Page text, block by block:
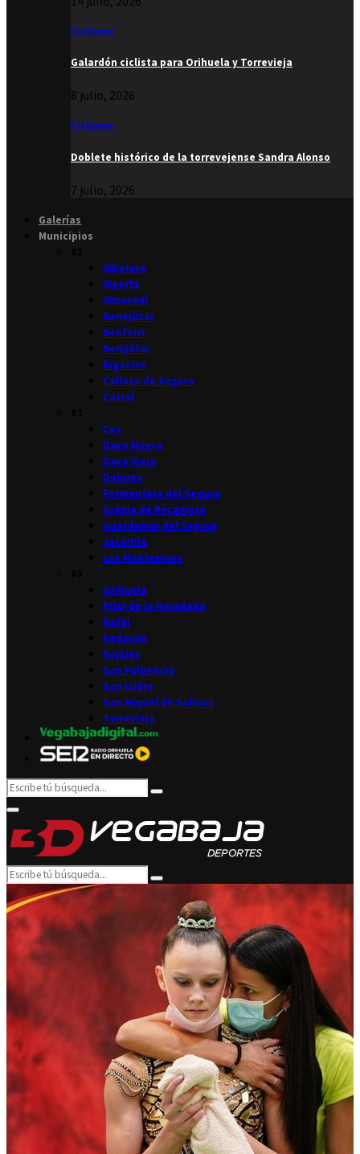
Ciclismo
Galardón ciclista para Orihuela y Torrevieja
8 julio, 2026
Ciclismo
Doblete histórico de la torrevejense Sandra Alonso
7 julio, 2026
Galerías
Municipios
Albatera
Algorfa
Almoradí
Benejúzar
Benferri
Benijófar
Bigastro
Callosa de Segura
Catral
Cox
Daya Nueva
Daya Vieja
Dolores
Formentera del Segura
Granja de Rocamora
Guardamar del Segura
Jacarilla
Los Montesinos
Orihuela
Pilar de la Horadada
Rafal
Redován
Rojales
San Fulgencio
San Isidro
San Miguel de Salinas
Torrevieja
Search
for:
Search
Primary
Menu
Search
for:
Search